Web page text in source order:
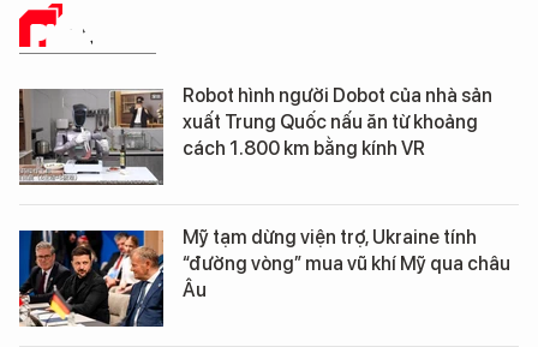
PHÂN TÍCH
Robot hình người Dobot của nhà sản
xuất Trung Quốc nấu ăn từ khoảng
cách 1.800 km bằng kính VR
Mỹ tạm dừng viện trợ, Ukraine tính
“đường vòng” mua vũ khí Mỹ qua châu
Âu